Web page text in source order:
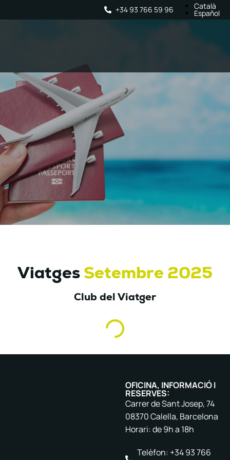
+34 93 766 59 96 Català
Español
ViatgesSetembre 2025
Club del Viatger
OFICINA, INFORMACIÓ I
RESERVES:
Carrer de Sant Josep, 74
08370 Calella, Barcelona
Horari: de 9h a 18h
Telèfon: +34 93 766